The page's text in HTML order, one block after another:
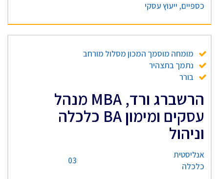
כספיים, ייעוץ עסקי
מומחה מוסמך המכון מסלול מורחב
נתמך בתצהיר
בורר
הרשברג ורד, MBA מנהל
עסקים ומימון BA כלכלה
וניהול
אנליסטית
כלכלה
03